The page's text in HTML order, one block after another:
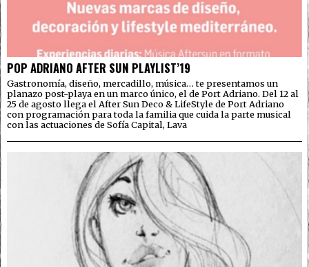
POP ADRIANO AFTER SUN PLAYLIST’19
Gastronomía, diseño, mercadillo, música… te presentamos un
planazo post-playa en un marco único, el de Port Adriano. Del 12 al
25 de agosto llega el After Sun Deco & LifeStyle de Port Adriano
con programación para toda la familia que cuida la parte musical
con las actuaciones de Sofía Capital, Lava